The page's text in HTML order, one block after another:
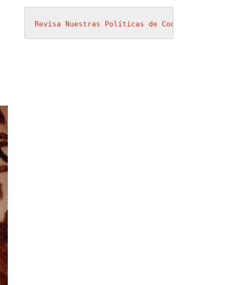
Revisa Nuestras Políticas de Cookies